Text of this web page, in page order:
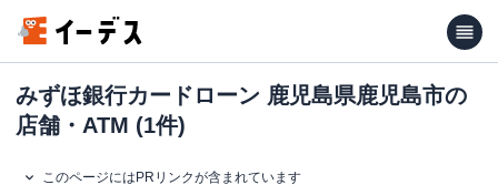
みずほ銀行カードローン 鹿児島県鹿児島市の
店舗・ATM (1件)
このページにはPRリンクが含まれています